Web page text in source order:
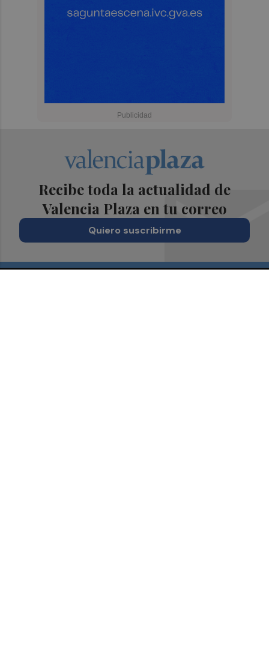
Recibe toda la actualidad de
Valencia Plaza en tu correo
Quiero suscribirme